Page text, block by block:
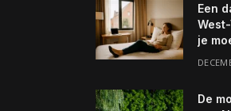
Een
je
De